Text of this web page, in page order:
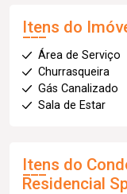
Itens do
Área de Serviço
Churrasqueira
Gás Canalizado
Sala de Estar
Itens do
Residencial